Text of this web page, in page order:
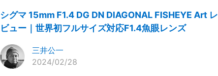
シグマ 15mm F1.4 DG DN DIAGONAL FISHEYE Art レ
ビュー｜世界初フルサイズ対応F1.4魚眼レンズ
三井公一
2024/02/28